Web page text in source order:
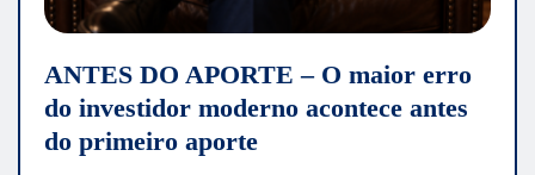
ANTES DO APORTE – O maior erro
do investidor moderno acontece antes
do primeiro aporte